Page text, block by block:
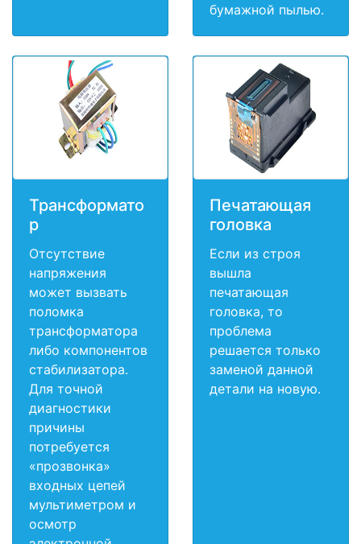
бумажной пылью.
Трансформато
р
Отсутствие
напряжения
может вызвать
поломка
трансформатора
либо компонентов
стабилизатора.
Для точной
диагностики
причины
потребуется
«прозвонка»
входных цепей
мультиметром и
осмотр
Печатающая
головка
Если из строя
вышла
печатающая
головка, то
проблема
решается только
заменой данной
детали на новую.